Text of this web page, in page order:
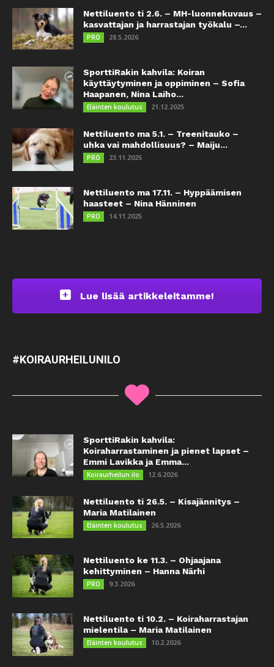
Nettiluento ti 2.6. – MH-luonnekuvaus –
kasvattajan ja harrastajan työkalu –...
PRO 28.5.2026
SporttiRakin kahvila: Koiran
käyttäytyminen ja oppiminen – Sofia
Haapanen, Nina Laiho...
Eläinten koulutus 21.12.2025
Nettiluento ma 5.1. – Treenitauko –
uhka vai mahdollisuus? – Maiju...
PRO 23.11.2025
Nettiluento ma 17.11. – Hyppäämisen
haasteet – Nina Hänninen
PRO 14.11.2025
Lue lisää artikkeleitamme!
#KOIRAURHEILUNILO
SporttiRakin kahvila:
Koiraharrastaminen ja pienet lapset –
Emmi Lavikka ja Emma...
Koiraurheilun ilo 12.6.2026
Nettiluento ti 26.5. – Kisajännitys –
Maria Matilainen
Eläinten koulutus 26.5.2026
Nettiluento ke 11.3. – Ohjaajana
kehittyminen – Hanna Närhi
PRO 9.3.2026
Nettiluento ti 10.2. – Koiraharrastajan
mielentila – Maria Matilainen
Eläinten koulutus 10.2.2026